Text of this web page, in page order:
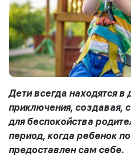
Дети всегда находятся
приключения, создавая,
для беспокойства
период, когда ребенок
предоставлен сам себе.